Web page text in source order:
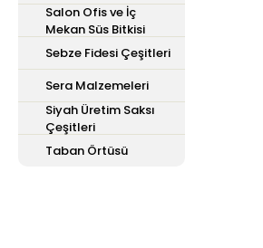
Salon Ofis ve İç
Mekan Süs Bitkisi
Sebze Fidesi Çeşitleri
Sera Malzemeleri
Siyah Üretim Saksı
Çeşitleri
Taban Örtüsü